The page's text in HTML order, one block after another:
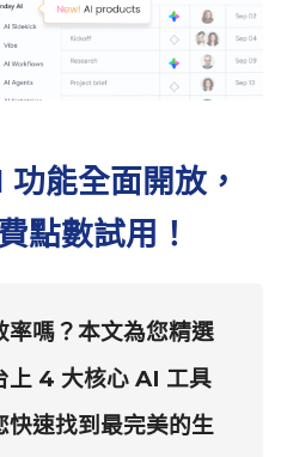
能全面開放，
點數試用！
率嗎？本文為您精選
上 4 大核心 AI 工具
快速找到最完美的生